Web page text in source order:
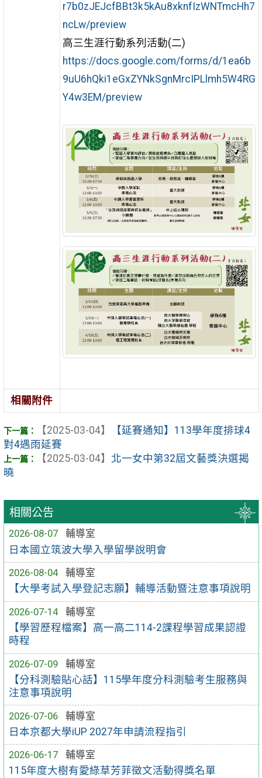
相關公告
2026-08-07
輔導室
日本國立筑波大學入學留學說明會
2026-08-04
輔導室
【大學考試入學登記志願】輔導活動暨注意事項說明
2026-07-14
輔導室
【學習歷程檔案】高一高二114-2課程學習成果認證
時程
2026-07-09
輔導室
【分科測驗貼心話】115學年度分科測驗考生服務與
注意事項說明
2026-07-06
輔導室
日本京都大學iUP 2027年申請流程指引
2026-06-17
輔導室
115年度大樹有愛綠草芳菲徵文活動得獎名單
r7b0zJEJcfBBt3k5kAu8xknfIzWNTmcHh7
ncLw/preview
高三生涯行動系列活動(二)
https://docs.google.com/forms/d/1ea6b
9uU6hQki1eGxZYNkSgnMrcIPLlmh5W4RG
Y4w3EM/preview
相關附件
【2025-03-04】
【延賽通知】113學年度排球4
對4遇雨延賽
【2025-03-04】 北一女中第32屆文藝獎決選揭
曉